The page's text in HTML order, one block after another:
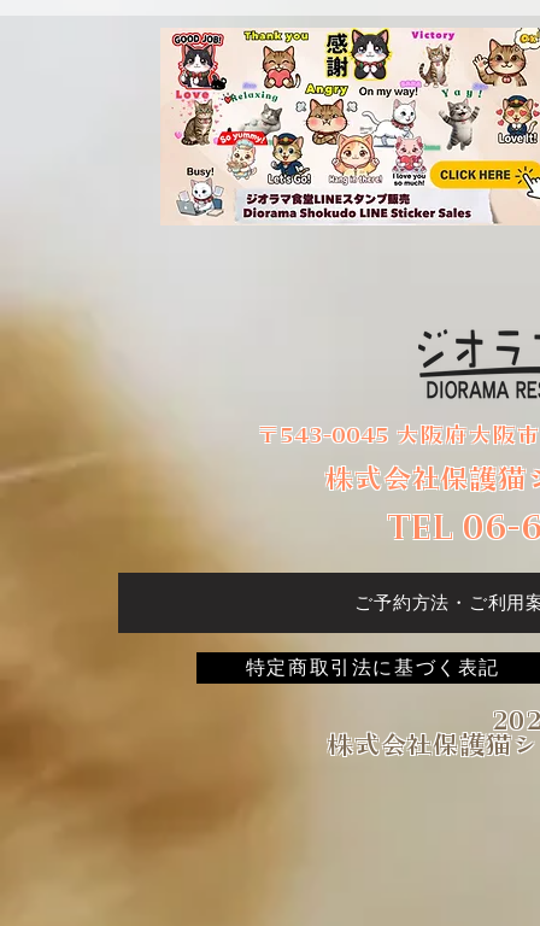
〒543-0045 大阪府大阪
株式会社保護猫
TEL 06-
ご予約方法・ご利用
特定商取引法に基づく表記
株式会社保護猫